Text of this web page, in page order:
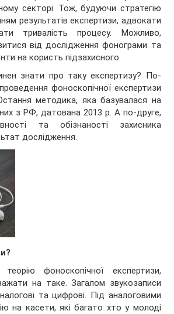
секторі. Тож, будуючи стратегію
результатів експертизи, адвокати
тривалість процесу. Можливо,
від дослідження фонограми та
на користь підзахисного.
знати про таку експертизу? По-
фоноскопічної експертизи
методика, яка базувалася на
з РФ, датована 2013 р. А по-друге,
та обізнаності захисника
дослідження.
фоноскопічної експертизи,
на таке. Загалом звукозаписи
та цифрові. Під аналоговими
на касети, які багато хто у молоді